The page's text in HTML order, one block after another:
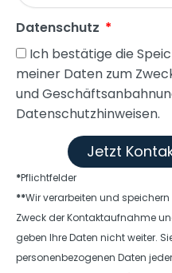
Datenschutz
Ich bestätige die
meiner Daten zum
und
Datenschutzhinweisen.
Jetzt
*Pflichtfelder
**Wir verarbeiten und
Zweck der Kontaktaufnahme
geben Ihre Daten nicht weiter.
personenbezogenen Daten